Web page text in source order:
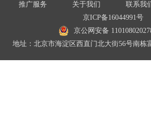
推广服务 关于我们 联系我
京ICP备16044991号
京公网安备
地址：北京市海淀区西直门北大街56号南栋